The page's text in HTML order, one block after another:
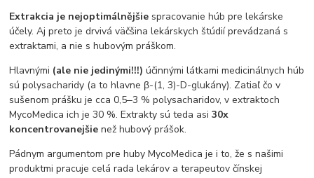
Extrakcia je nejoptimálnějšie spracovanie húb pre lekárske
účely. Aj preto je drvivá väčšina lekárskych štúdií prevádzaná s
extraktami, a nie s hubovým práškom.
Hlavnými (ale nie jedinými!!!) účinnými látkami medicinálnych húb
sú polysacharidy (a to hlavne β-(1, 3)-D-glukány). Zatiaľ čo v
sušenom prášku je cca 0,5‒3 % polysacharidov, v extraktoch
MycoMedica ich je 30 %. Extrakty sú teda asi30x
koncentrovanejšie než hubový prášok.
Pádnym argumentom pre huby MycoMedica je i to, že s našimi
produktmi pracuje celá rada lekárov a terapeutov čínskej